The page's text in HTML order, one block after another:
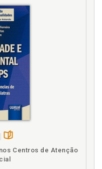
Centros de Atenção